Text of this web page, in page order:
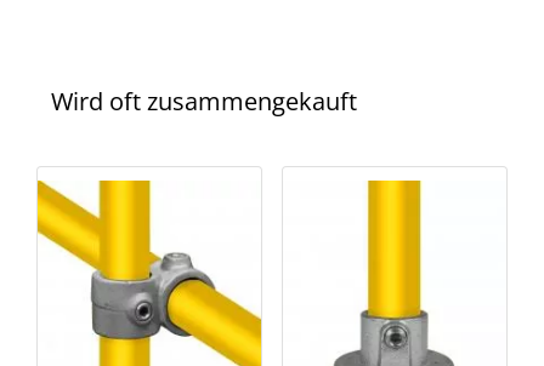
Wird oft zusammengekauft